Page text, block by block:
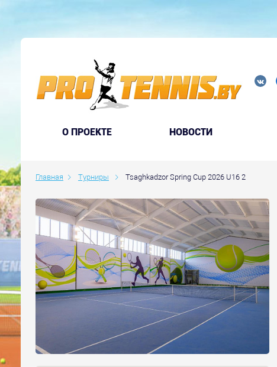
O ПРОЕКТЕ НОВОСТИ
Главная Турниры Tsaghkadzor Spring Cup 2026 U16 2